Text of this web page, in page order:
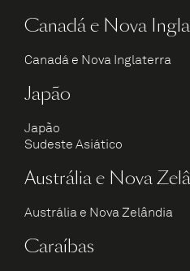
Canadá e Nova
Canadá e Nova Inglaterra
Japão
Japão
Sudeste Asiático
Austrália e Nova
Austrália e Nova Zelândia
Caraíbas